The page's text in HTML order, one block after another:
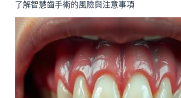
了解智慧齒手術的風險與注意事項